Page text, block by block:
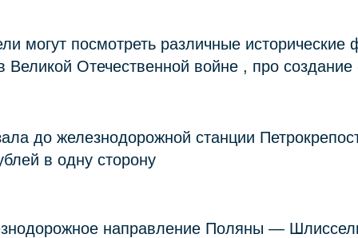
могут посмотреть различные
Великой Отечественной войне , про
до железнодорожной станции
в одну сторону
направление Поляны —